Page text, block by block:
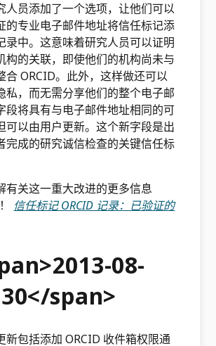
人员添加了一个选项，让他们可以
的专业电子邮件地址将信任标记添
录中。这意味着研究人员可以证明
构的关联，即使他们的机构尚未与
合 ORCID。此外，这样做还可以
私，而无需分享他们的整个电子邮
段将具有与电子邮件地址相同的可
可以由用户更新。这个新字段是出
完成的研究诚信检查的关键信任标
有关这一重大改进的更多信息
信任标记 ORCID 记录：已验证的
08-
30</span>
新包括添加 ORCID 收件箱权限通